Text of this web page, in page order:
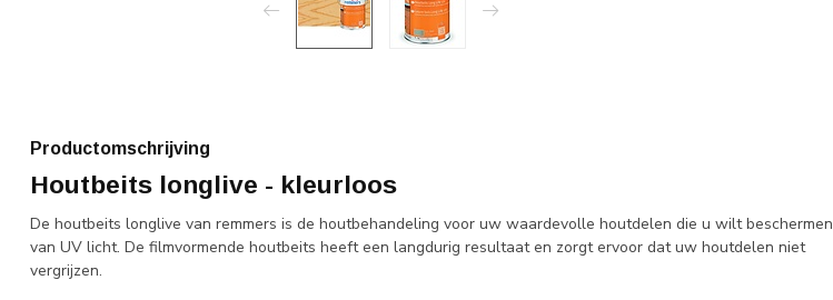
Productomschrijving
Houtbeits longlive - kleurloos
De houtbeits longlive van remmers is de houtbehandeling voor uw waardevolle houtdelen die u wilt beschermen
van UV licht. De filmvormende houtbeits heeft een langdurig resultaat en zorgt ervoor dat uw houtdelen niet
vergrijzen.